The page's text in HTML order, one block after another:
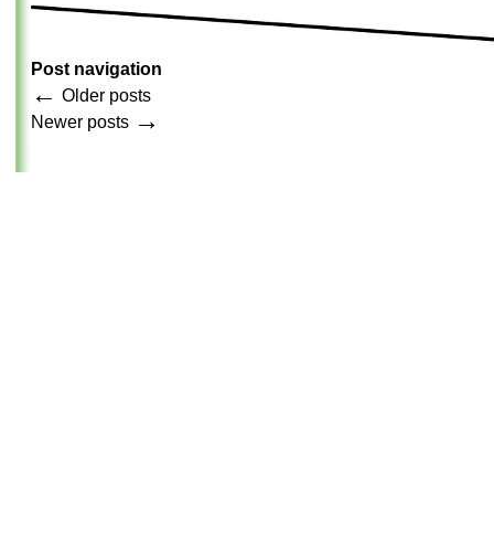
Post navigation
← Older posts
Newer posts →